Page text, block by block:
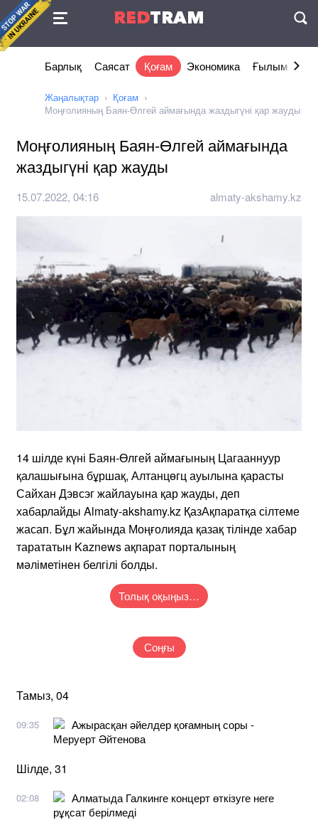
REDTRAM
Келісімі
Барлық Саясат Қоғам Экономика Ғылым және
Жаңалықтар
Қоғам
Моңғолияның Баян-Өлгей аймағында жаздыгүні қар жауды
Моңғолияның Баян-Өлгей аймағында
жаздыгүні қар жауды
15.07.2022, 04:16 almaty-akshamy.kz
14 шілде күні Баян-Өлгей аймағының Цагааннуур
қалашығына бұршақ, Алтанцөгц ауылына қарасты
Сайхан Дэвсэг жайлауына қар жауды, деп
хабарлайды Almaty-akshamy.kz ҚазАқпаратқа сілтеме
жасап. Бұл жайында Моңғолияда қазақ тілінде хабар
тарататын Kaznews ақпарат порталының
мәліметінен белгілі болды.
Толық оқыңыз…
Соңғы
Тамыз, 04
09:35
Ажырасқан әйелдер қоғамның соры -
Меруерт Әйтенова
Шілде, 31
02:08
Алматыда Галкинге концерт өткізуге неге
рұқсат берілмеді